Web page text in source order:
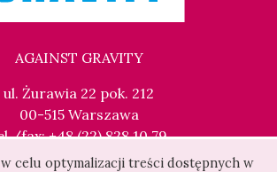
celu optymalizacji treści dostępnych w
AGAINST GRAVITY
ul. Żurawia 22 pok. 212
00-515 Warszawa
fax: +48 (22) 828 10 79